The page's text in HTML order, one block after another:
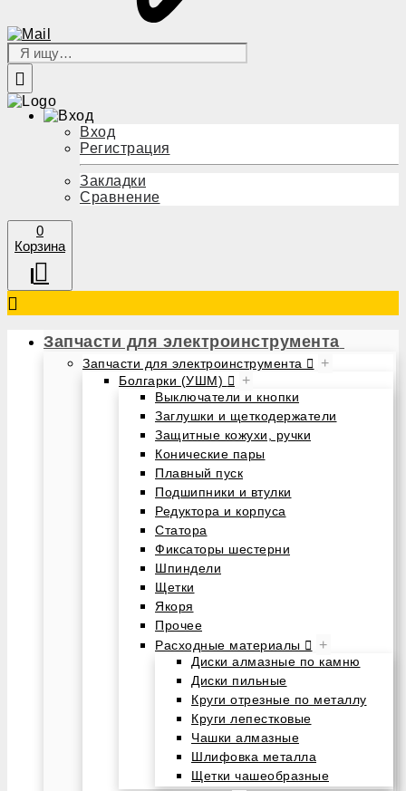
Вход
Регистрация
Закладки
Сравнение
0
Корзина
Запчасти для электроинструмента
Запчасти для электроинструмента +
Болгарки (УШМ) +
Выключатели и кнопки
Заглушки и щеткодержатели
Защитные кожухи, ручки
Конические пары
Плавный пуск
Подшипники и втулки
Редуктора и корпуса
Статора
Фиксаторы шестерни
Шпиндели
Щетки
Якоря
Прочее
Расходные материалы
+
Диски алмазные по камню
Диски пильные
Круги отрезные по металлу
Круги лепестковые
Чашки алмазные
Шлифовка металла
Щетки чашеобразные